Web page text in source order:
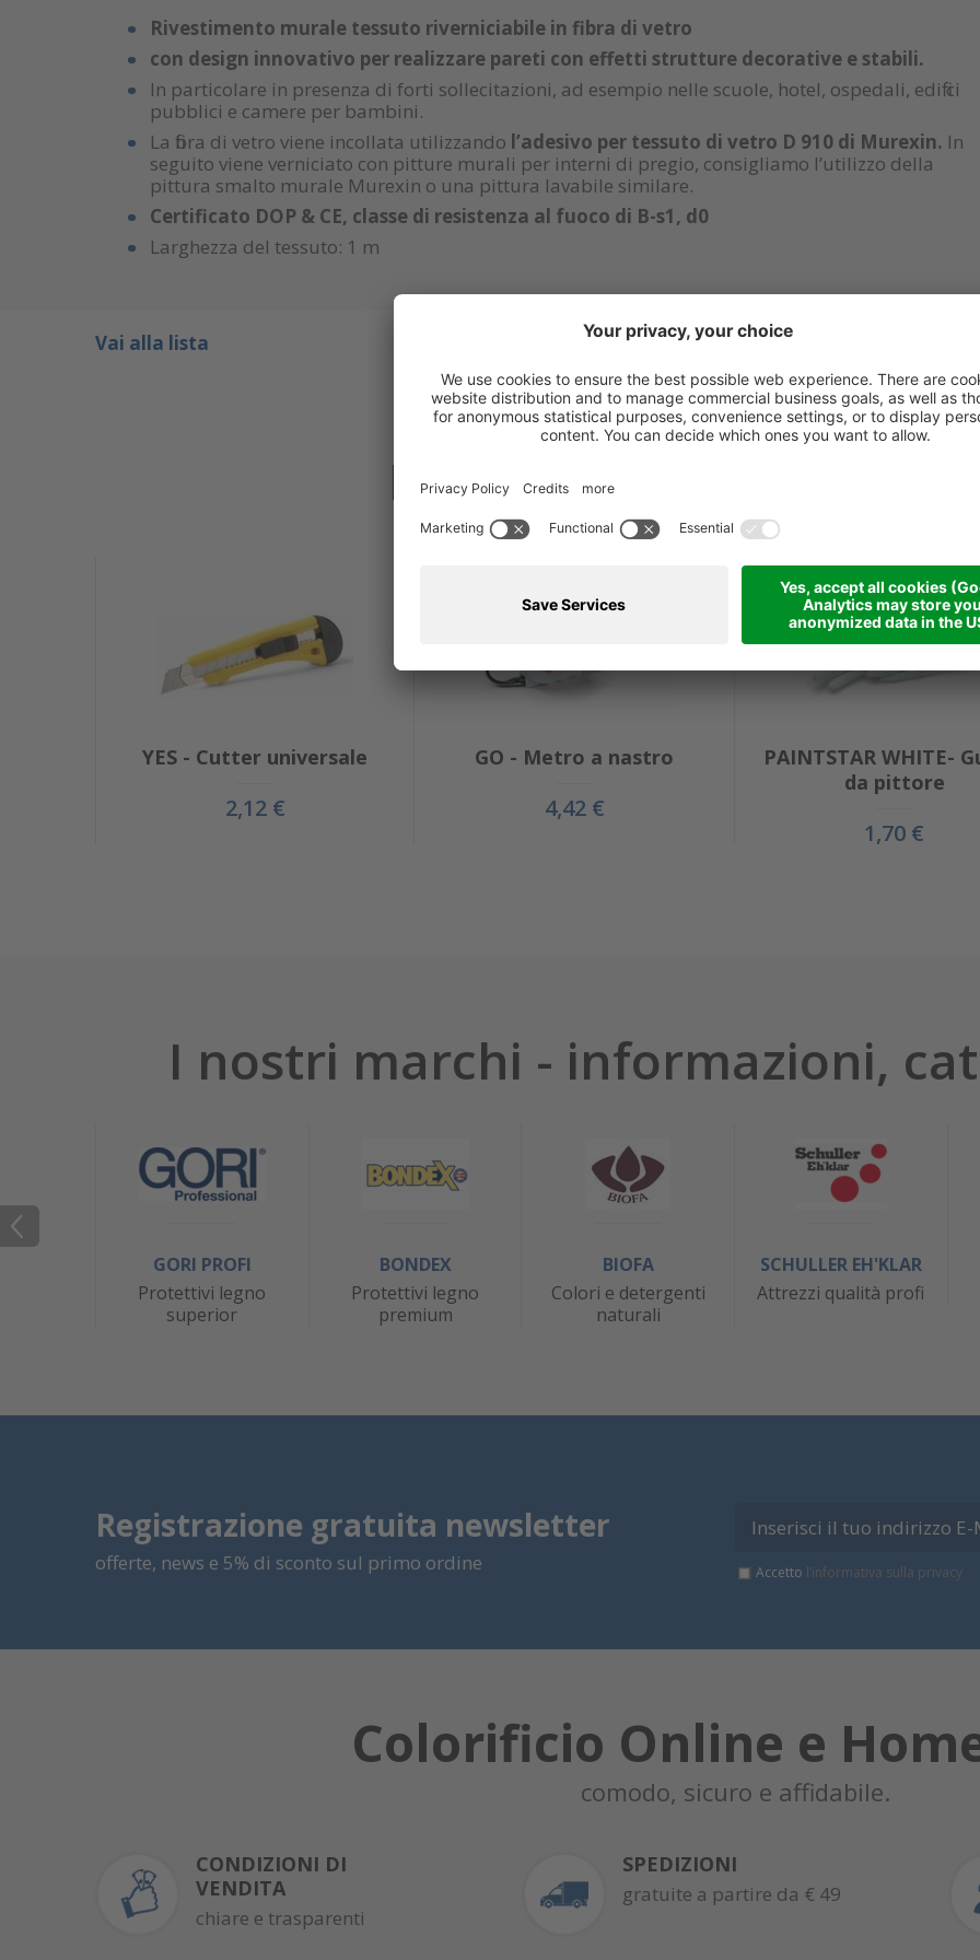
Rivestimento murale tessuto riverniciabile in fibra di vetro
con design innovativo per realizzare pareti con effetti strutture decorative e stabili.
In particolare in presenza di forti sollecitazioni, ad esempio nelle scuole, hotel, ospedali, edifi ci
pubblici e camere per bambini.
La fibra di vetro viene incollata utilizzando l’adesivo per tessuto di vetro D 910 di Murexin. In
seguito viene verniciato con pitture murali per interni di pregio, consigliamo l’utilizzo della
pittura smalto murale Murexin o una pittura lavabile similare.
Certificato DOP & CE, classe di resistenza al fuoco di B-s1, d0
Larghezza del tessuto: 1 m
Vai alla lista
PUÒ ESSERTI UTILE
YES - Cutter universale
2,12 €
GO - Metro a nastro
4,42 €
PAINTSTAR WHITE-
da pittore
1,70 €
I nostri marchi - informazioni,
GORI PROFI
Protettivi legno
superior
BONDEX
Protettivi legno
premium
BIOFA
Colori e detergenti
naturali
SCHULLER EH'KLAR
Attrezzi qualità profi
Registrazione gratuita newsletter
offerte, news e 5% di sconto sul primo ordine Accetto l’informativa sulla privacy
Colorificio Online e
comodo, sicuro e affidabile.
CONDIZIONI DI
VENDITA
chiare e trasparenti
SPEDIZIONI
gratuite a partire da € 49